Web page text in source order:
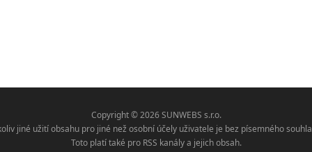
Copyright © 2026 SUNWEBS s.r.o.
jiné užití obsahu pro jiné než osobní účely uživatele je bez písemného
Toto platí také pro RSS kanály a jejich obsah.